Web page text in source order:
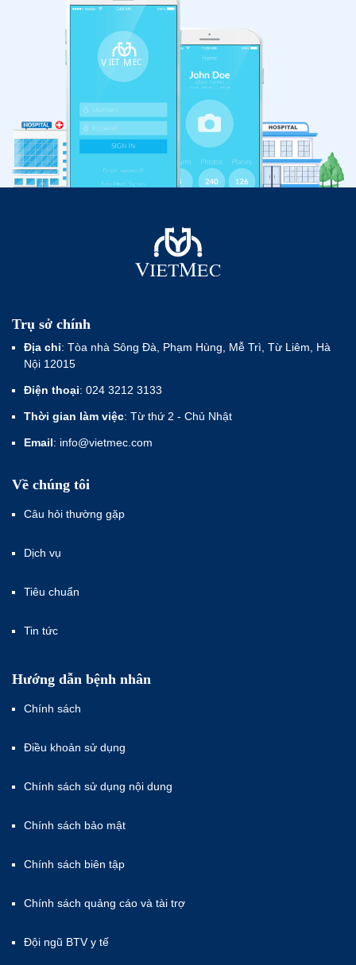
Trụ sở chính
Địa chỉ: Tòa nhà Sông Đà, Phạm Hùng, Mễ Trì, Từ Liêm, Hà
Nội 12015
Điện thoại: 024 3212 3133
Thời gian làm việc: Từ thứ 2 - Chủ Nhật
Email: info@vietmec.com
Về chúng tôi
Câu hỏi thường gặp
Dịch vụ
Tiêu chuẩn
Tin tức
Hướng dẫn bệnh nhân
Chính sách
Điều khoản sử dụng
Chính sách sử dụng nội dung
Chính sách bảo mật
Chính sách biên tập
Chính sách quảng cáo và tài trợ
Đội ngũ BTV y tế